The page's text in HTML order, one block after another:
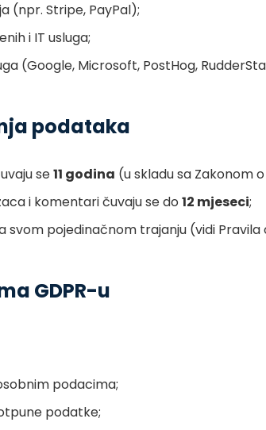
(npr. Stripe, PayPal);
i IT usluga;
(Google, Microsoft, PostHog,
podataka
se11 godina (u skladu sa Zakonom
i komentari čuvaju se do 12 mjeseci;
svom pojedinačnom trajanju (vidi Pravila
GDPR-u
podacima;
podatke;